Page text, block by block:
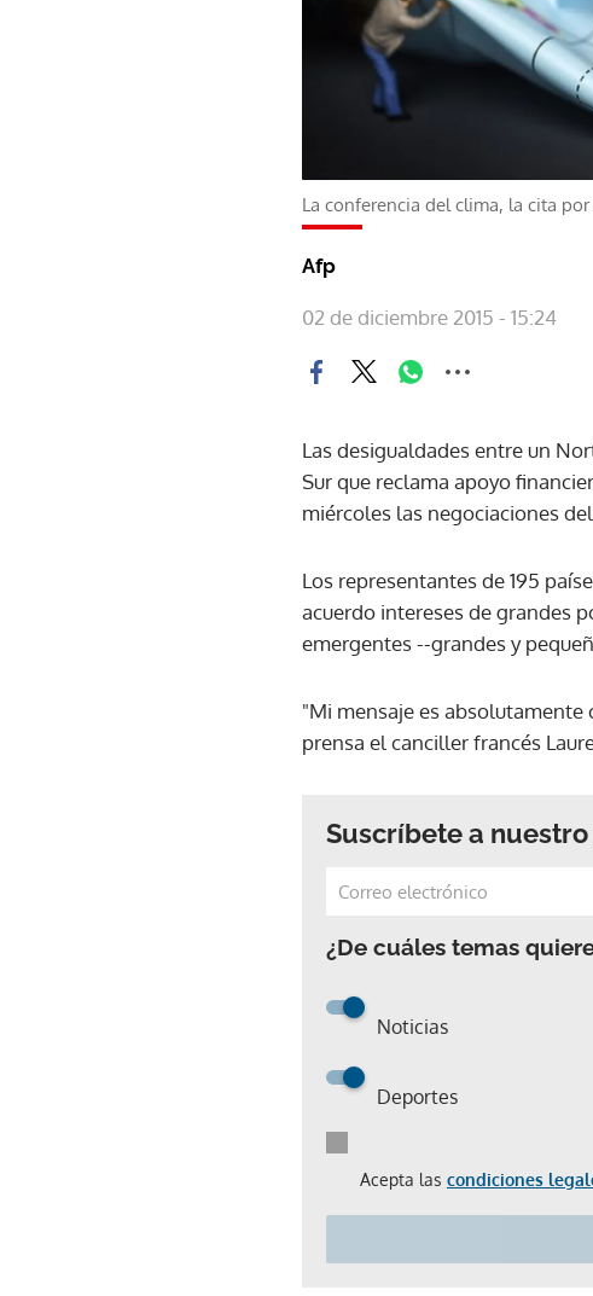
La conferencia del clima, la cita por
Afp
02 de diciembre 2015 - 15:24
Las desigualdades entre un
Sur que reclama apoyo
miércoles las negociaciones
Los representantes de 195
acuerdo intereses de grandes
emergentes --grandes y
"Mi mensaje es absolutamente
prensa el canciller francés
Suscríbete a
¿De cuáles temas
Noticias
Deportes
Acepta las condiciones